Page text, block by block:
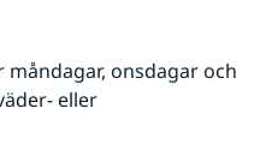
onsdagar och
eller